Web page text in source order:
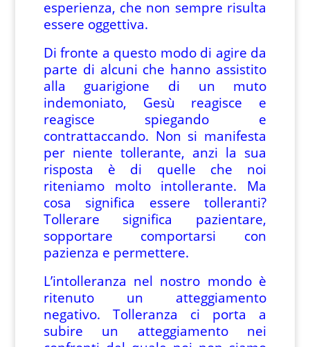
esperienza, che non sempre risulta
essere oggettiva.
Di fronte a questo modo di agire da
parte di alcuni che hanno assistito
alla guarigione di un muto
indemoniato, Gesù reagisce e
reagisce spiegando e
contrattaccando. Non si manifesta
per niente tollerante, anzi la sua
risposta è di quelle che noi
riteniamo molto intollerante. Ma
cosa significa essere tolleranti?
Tollerare significa pazientare,
sopportare comportarsi con
pazienza e permettere.
L’intolleranza nel nostro mondo è
ritenuto un atteggiamento
negativo. Tolleranza ci porta a
subire un atteggiamento nei